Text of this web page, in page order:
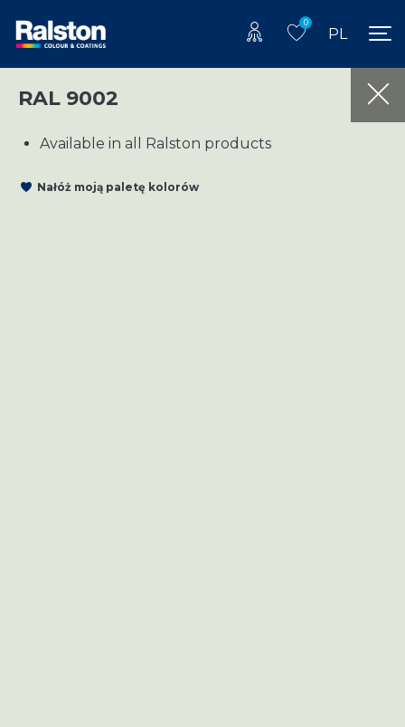
0
PL
RAL 9002
Available in all Ralston products
Nałóż moją paletę kolorów